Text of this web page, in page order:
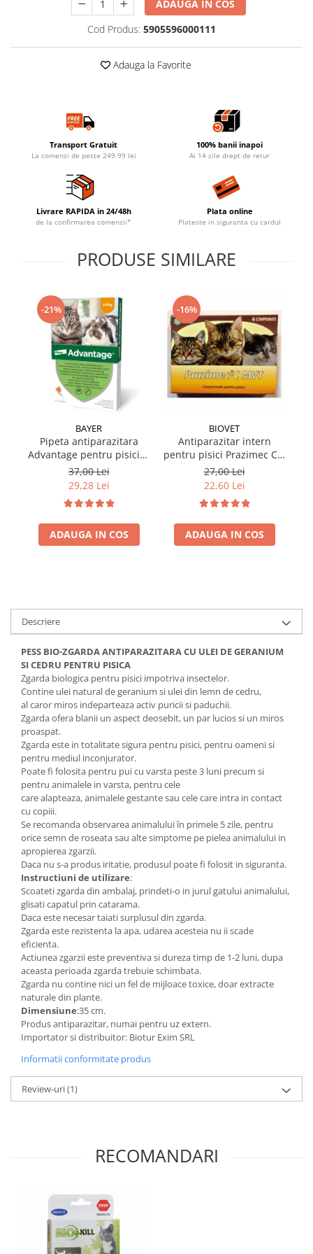
ADAUGA IN COS
Cod Produs: 5905596000111
Adauga la Favorite
Transport Gratuit
La comenzi de peste 249.99 lei
100% banii inapoi
Ai 14 zile drept de retur
Livrare RAPIDA in 24/48h
de la confirmarea comenzii*
Plata online
Plateste in siguranta cu cardul
PRODUSE SIMILARE
-21%
BAYER
Pipeta antiparazitara
Advantage pentru pisici &
iepuri ≤ 4 kg ( 1 pipeta )
37,00 Lei
29,28 Lei
ADAUGA IN COS
-16%
BIOVET
Antiparazitar intern
pentru pisici Prazimec C x
4 comprimate
27,00 Lei
22,60 Lei
ADAUGA IN COS
Descriere
PESS BIO-ZGARDA ANTIPARAZITARA CU ULEI DE GERANIUM
SI CEDRU PENTRU PISICA
Zgarda biologica pentru pisici impotriva insectelor.
Contine ulei natural de geranium si ulei din lemn de cedru,
al caror miros indeparteaza activ puricii si paduchii.
Zgarda ofera blanii un aspect deosebit, un par lucios si un miros
proaspat.
Zgarda este in totalitate sigura pentru pisici, pentru oameni si
pentru mediul inconjurator.
Poate fi folosita pentru pui cu varsta peste 3 luni precum si
pentru animalele in varsta, pentru cele
care alapteaza, animalele gestante sau cele care intra in contact
cu copiii.
Se recomanda observarea animalului în primele 5 zile, pentru
orice semn de roseata sau alte simptome pe pielea animalului in
apropierea zgarzii.
Daca nu s-a produs iritatie, produsul poate fi folosit in siguranta.
Instructiuni de utilizare:
Scoateti zgarda din ambalaj, prindeti-o in jurul gatului animalului,
glisati capatul prin catarama.
Daca este necesar taiati surplusul din zgarda.
Zgarda este rezistenta la apa, udarea acesteia nu ii scade
eficienta.
Actiunea zgarzii este preventiva si dureza timp de 1-2 luni, dupa
aceasta perioada zgarda trebuie schimbata.
Zgarda nu contine nici un fel de mijloace toxice, doar extracte
naturale din plante.
Dimensiune:35 cm.
Produs antiparazitar, numai pentru uz extern.
Importator si distribuitor: Biotur Exim SRL
Informatii conformitate produs
Review-uri(1)
RECOMANDARI